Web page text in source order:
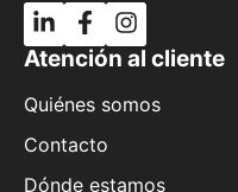
Atención al cliente
Quiénes somos
Contacto
Dónde estamos